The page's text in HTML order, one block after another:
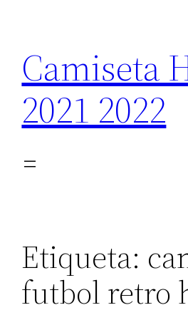
contenido
Camiseta
2021 2022
Etiqueta:
futbol retro